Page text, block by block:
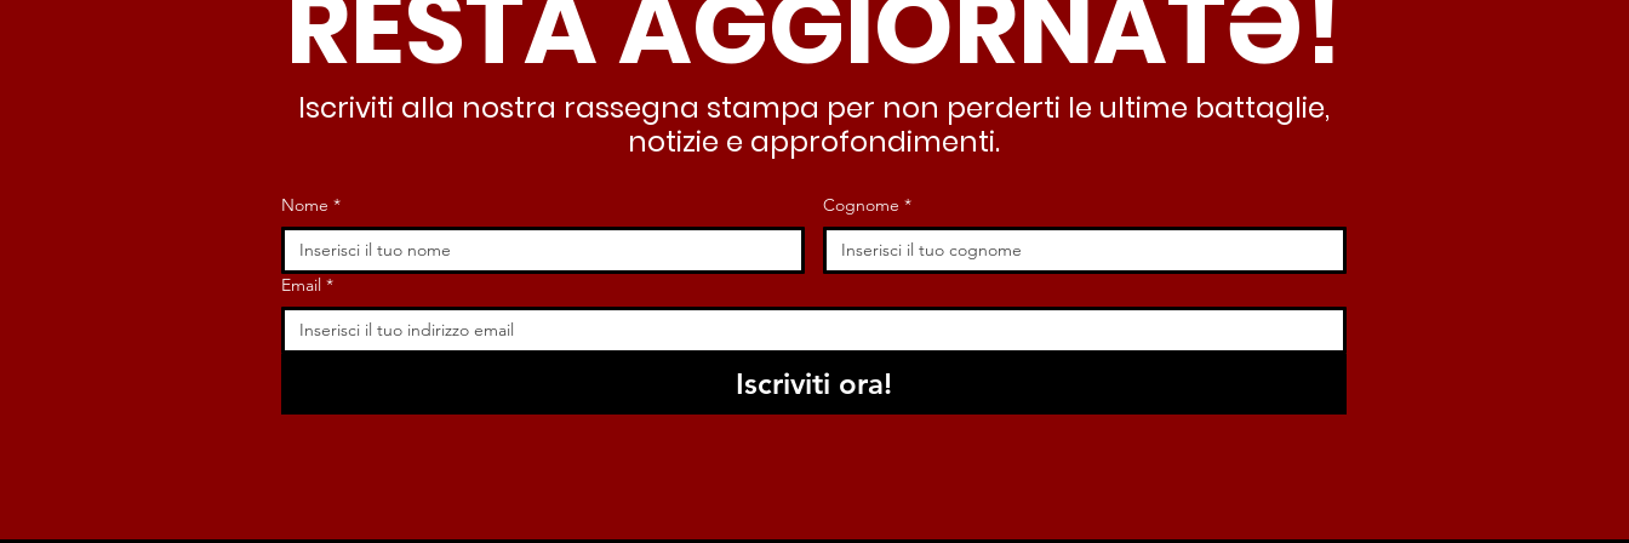
nessuno interviene”
deve garantire servizi e
dignità”
lasciando al caos e
all’abusivismo”
RESTA AGGIORNATƏ!
Iscriviti alla nostra rassegna stampa per non perderti le ultime battaglie,
notizie e approfondimenti.
Nome * Cognome *
Email *
Iscriviti ora!